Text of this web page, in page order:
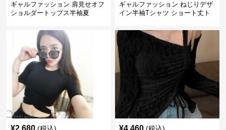
ギャルファッション 肩見せオフ
ショルダートップス半袖夏
ギャルファッション ねじりデザ
イン半袖Tシャツ ショート丈ト
¥2,680 ¥4,460